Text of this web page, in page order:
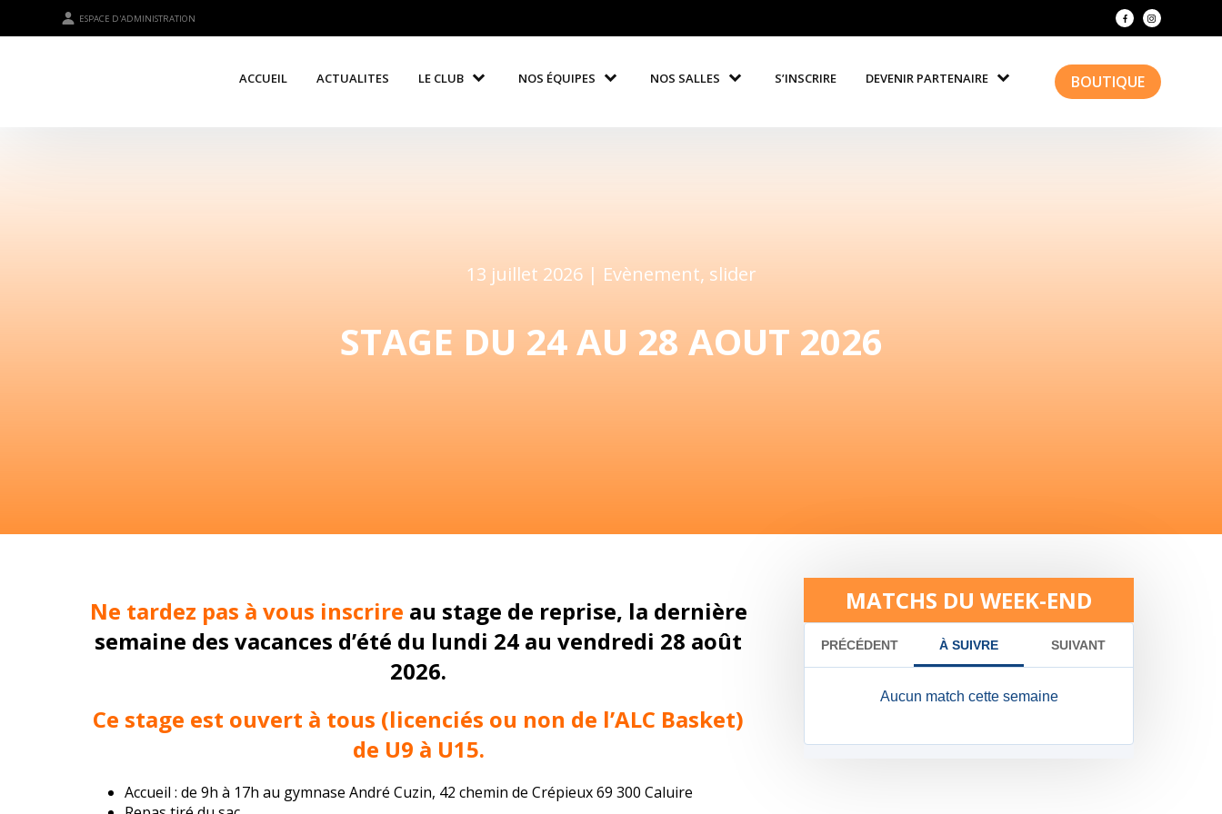
ESPACE D'ADMINISTRATION
ACCUEIL ACTUALITES LE CLUB NOS ÉQUIPES NOS SALLES S’INSCRIRE DEVENIR PARTENAIRE BOUTIQUE
13 juillet 2026 | Evènement, slider
STAGE DU 24 AU 28 AOUT 2026
Ne tardez pas à vous inscrire au stage de reprise, la dernière
semaine des vacances d’été du lundi 24 au vendredi 28 août
2026.
Ce stage est ouvert à tous (licenciés ou non de l’ALC Basket)
de U9 à U15.
Accueil : de 9h à 17h au gymnase André Cuzin, 42 chemin de Crépieux 69 300 Caluire
MATCHS DU WEEK-END